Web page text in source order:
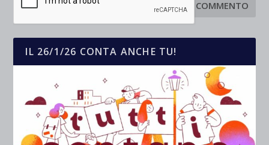
IL 26/1/26 CONTA ANCHE TU!